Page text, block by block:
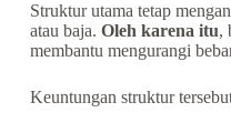
Struktur utama tetap
atau baja. Oleh karena itu,
membantu mengurangi
Keuntungan struktur